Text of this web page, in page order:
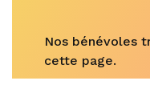
Nos bénévoles
cette page.